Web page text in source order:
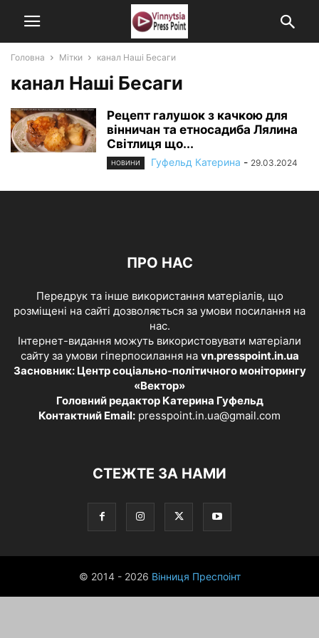
Головна Мітки канал Наші Бесаги
канал Наші Бесаги
Рецепт галушок з качкою для
вінничан та етносадиба Лялина
Світлиця що...
НОВИНИ Гуфельд Катерина - 29.03.2024
ПРО НАС
Передрук та інше використання матеріалів, що
розміщені на сайті дозволяється за умови посилання на
нас.
Інтернет-видання можуть використовувати матеріали
сайту за умови гіперпосилання на vn.presspoint.in.ua
Засновник: Центр соціально-політичного моніторингу
«Вектор»
Головний редактор Катерина Гуфельд
Контактний Email: presspoint.in.ua@gmail.com
СТЕЖТЕ ЗА НАМИ
© 2014 - 2026 Вінниця Преспоінт